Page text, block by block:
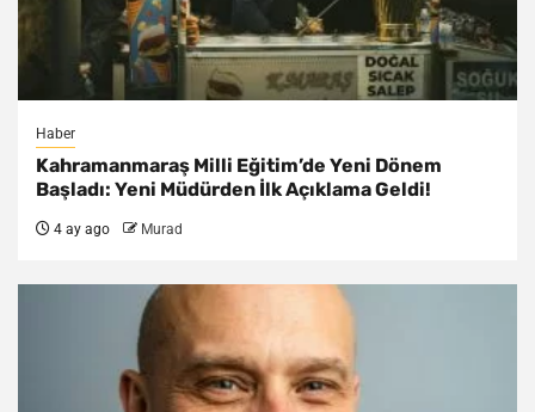
Haber
Kahramanmaraş Milli Eğitim’de Yeni Dönem
Başladı: Yeni Müdürden İlk Açıklama Geldi!
4 ay ago Murad